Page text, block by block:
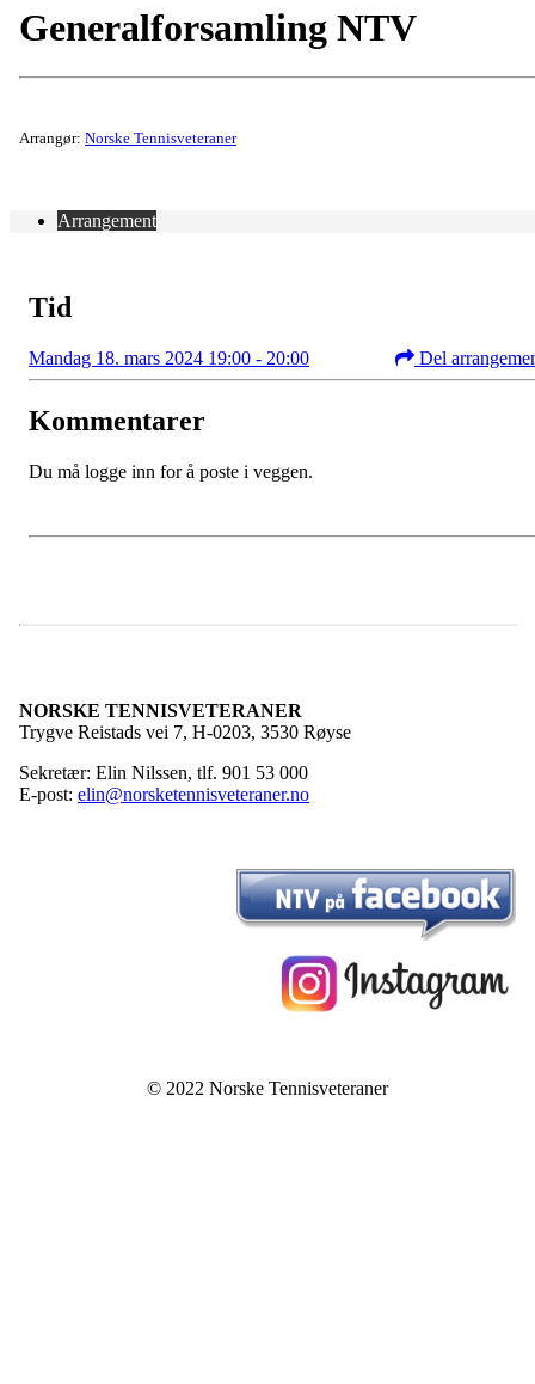
Generalforsamling NTV
Arrangør: Norske Tennisveteraner
Arrangement
Tid
Mandag 18. mars 2024 19:00 - 20:00 Del
Kommentarer
Du må logge inn for å poste i veggen.
NORSKE TENNISVETERANER
Trygve Reistads vei 7, H-0203, 3530 Røyse
Sekretær: Elin Nilssen, tlf. 901 53 000
E-post: elin@norsketennisveteraner.no
© 2022 Norske Tennisveteraner